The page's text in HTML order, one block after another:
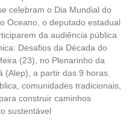
celebram o Dia Mundial do
Oceano, o deputado estadual
da audiência pública
Desafios da Década do
(23), no Plenarinho da
(Alep), a partir das 9 horas.
comunidades tradicionais,
construir caminhos
sustentável